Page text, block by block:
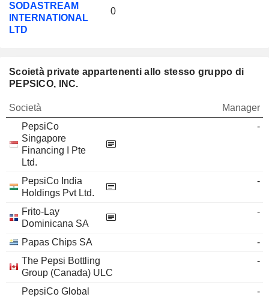
SODASTREAM
INTERNATIONAL
LTD
0
Scoietà private appartenenti allo stesso gruppo di
PEPSICO, INC.
Società
Manager
PepsiCo
Singapore
Financing I Pte
Ltd.
-
PepsiCo India
Holdings Pvt Ltd.
-
Frito-Lay
Dominicana SA
-
Papas Chips SA
-
The Pepsi Bottling
Group (Canada) ULC
-
PepsiCo Global
-